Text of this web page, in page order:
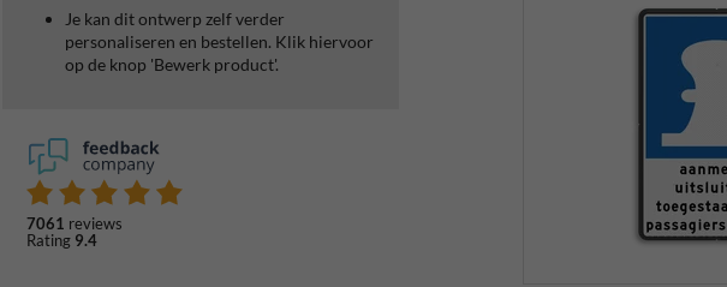
Je kan dit ontwerp zelf verder
personaliseren en bestellen. Klik hiervoor
op de knop 'Bewerk product'.
7061 reviews
Rating 9.4